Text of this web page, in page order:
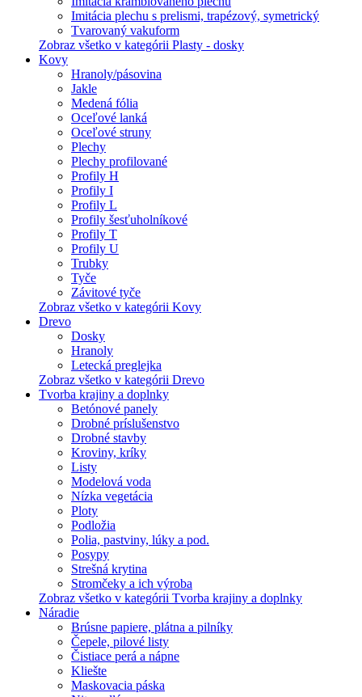
Imitácia plechu s prelismi, trapézový, symetrický
Tvarovaný vakuform
Zobraz všetko v kategórii Plasty - dosky
Kovy
Hranoly/pásovina
Jakle
Medená fólia
Oceľové lanká
Oceľové struny
Plechy
Plechy profilované
Profily H
Profily I
Profily L
Profily šesťuholníkové
Profily T
Profily U
Trubky
Tyče
Závitové tyče
Zobraz všetko v kategórii Kovy
Drevo
Dosky
Hranoly
Letecká preglejka
Zobraz všetko v kategórii Drevo
Tvorba krajiny a doplnky
Betónové panely
Drobné príslušenstvo
Drobné stavby
Kroviny, kríky
Listy
Modelová voda
Nízka vegetácia
Ploty
Podložia
Polia, pastviny, lúky a pod.
Posypy
Strešná krytina
Stromčeky a ich výroba
Zobraz všetko v kategórii Tvorba krajiny a doplnky
Náradie
Brúsne papiere, plátna a pilníky
Čepele, pilové listy
Čistiace perá a nápne
Kliešte
Maskovacia páska